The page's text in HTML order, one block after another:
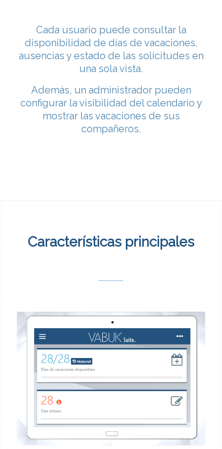
Cada usuario puede consultar la
disponibilidad de días de vacaciones,
ausencias y estado de las solicitudes en
una sola vista.
Además, un administrador pueden
configurar la visibilidad del calendario y
mostrar las vacaciones de sus
compañeros.
Características principales